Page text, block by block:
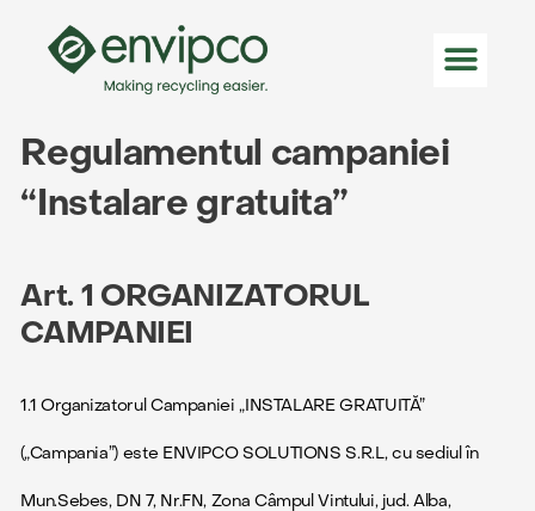
Regulamentul campaniei
“Instalare gratuita”
Art. 1 ORGANIZATORUL
CAMPANIEI
1.1 Organizatorul Campaniei „INSTALARE GRATUITĂ”
(„Campania”) este ENVIPCO SOLUTIONS S.R.L, cu sediul în
Mun.Sebes, DN 7, Nr.FN, Zona Câmpul Vintului, jud. Alba,